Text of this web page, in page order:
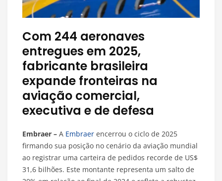
Com 244 aeronaves
entregues em 2025,
fabricante brasileira
expande fronteiras na
aviação comercial,
executiva e de defesa
Embraer – A Embraer encerrou o ciclo de 2025
firmando sua posição no cenário da aviação mundial
ao registrar uma carteira de pedidos recorde de US$
31,6 bilhões. Este montante representa um salto de